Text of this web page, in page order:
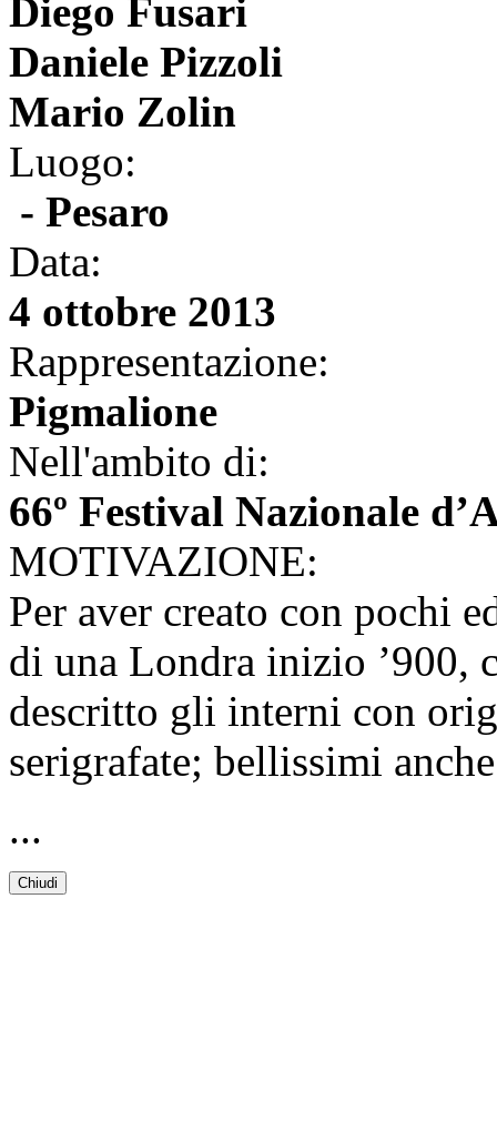
Diego Fusari
Daniele Pizzoli
Mario Zolin
Luogo:
- Pesaro
Data:
4 ottobre 2013
Rappresentazione:
Pigmalione
Nell'ambito di:
66º Festival Nazionale
MOTIVAZIONE:
Per aver creato con pochi
di una Londra inizio ’900,
descritto gli interni con
serigrafate; bellissimi
...
Chiudi